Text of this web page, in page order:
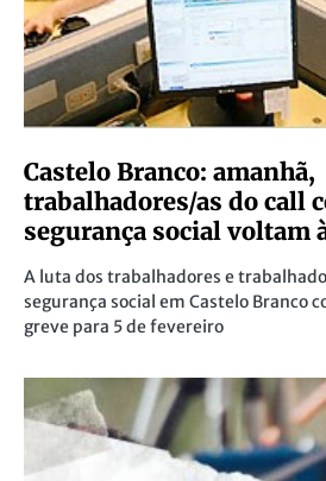
Castelo Branco: amanhã,
trabalhadores/as do call
segurança social voltam
A luta dos trabalhadores e
segurança social em Castelo Branco
greve para 5 de fevereiro